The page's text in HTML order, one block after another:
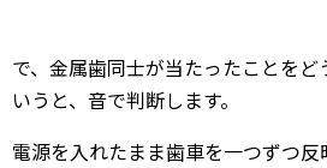
で、金属歯同士が当たったことをど
いうと、音で判断します。
電源を入れたまま歯車を一つずつ